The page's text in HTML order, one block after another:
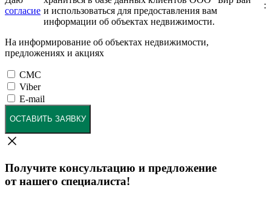
согласие и использоваться для предоставления вам
информации об объектах недвижимости.
:
На информирование об объектах недвижимости,
предложениях и акциях
СМС
Viber
E-mail
ОСТАВИТЬ ЗАЯВКУ
Получите консультацию и предложение
от нашего специалиста!